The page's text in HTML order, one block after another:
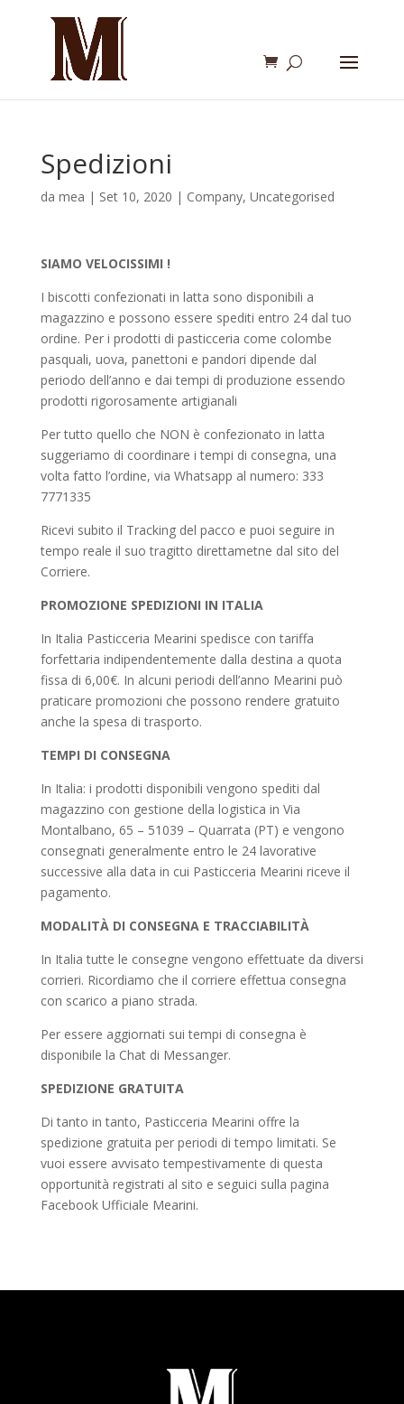
Spedizioni
da mea | Set 10, 2020 | Company, Uncategorised
SIAMO VELOCISSIMI !
I biscotti confezionati in latta sono disponibili a
magazzino e possono essere spediti entro 24 dal tuo
ordine. Per i prodotti di pasticceria come colombe
pasquali, uova, panettoni e pandori dipende dal
periodo dell’anno e dai tempi di produzione essendo
prodotti rigorosamente artigianali
Per tutto quello che NON è confezionato in latta
suggeriamo di coordinare i tempi di consegna, una
volta fatto l’ordine, via Whatsapp al numero: 333
7771335
Ricevi subito il Tracking del pacco e puoi seguire in
tempo reale il suo tragitto direttametne dal sito del
Corriere.
PROMOZIONE SPEDIZIONI IN ITALIA
In Italia Pasticceria Mearini spedisce con tariffa
forfettaria indipendentemente dalla destina a quota
fissa di 6,00€. In alcuni periodi dell’anno Mearini può
praticare promozioni che possono rendere gratuito
anche la spesa di trasporto.
TEMPI DI CONSEGNA
In Italia: i prodotti disponibili vengono spediti dal
magazzino con gestione della logistica in Via
Montalbano, 65 – 51039 – Quarrata (PT) e vengono
consegnati generalmente entro le 24 lavorative
successive alla data in cui Pasticceria Mearini riceve il
pagamento.
MODALITÀ DI CONSEGNA E TRACCIABILITÀ
In Italia tutte le consegne vengono effettuate da diversi
corrieri. Ricordiamo che il corriere effettua consegna
con scarico a piano strada.
Per essere aggiornati sui tempi di consegna è
disponibile la Chat di Messanger.
SPEDIZIONE GRATUITA
Di tanto in tanto, Pasticceria Mearini offre la
spedizione gratuita per periodi di tempo limitati. Se
vuoi essere avvisato tempestivamente di questa
opportunità registrati al sito e seguici sulla pagina
Facebook Ufficiale Mearini.